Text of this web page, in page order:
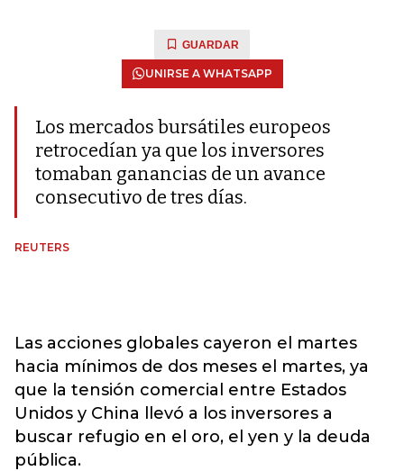
GUARDAR
UNIRSE A WHATSAPP
Los mercados bursátiles europeos
retrocedían ya que los inversores
tomaban ganancias de un avance
consecutivo de tres días.
REUTERS
Las acciones globales cayeron el martes
hacia mínimos de dos meses el martes, ya
que la tensión comercial entre Estados
Unidos y China llevó a los inversores a
buscar refugio en el oro, el yen y la deuda
pública.